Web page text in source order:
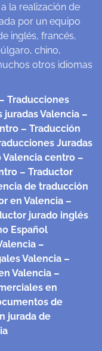
la realización de
por un equipo
inglés, francés,
chino,
otros idiomas
– Traducciones
juradas Valencia –
– Traducción
Juradas
Valencia centro –
– Traductor
de traducción
en Valencia –
jurado inglés
Español
–
Valencia –
Valencia –
en
de
jurada de